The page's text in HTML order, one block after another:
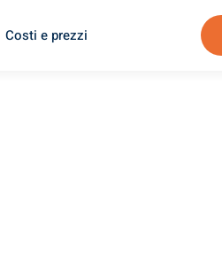
Costi e prezzi